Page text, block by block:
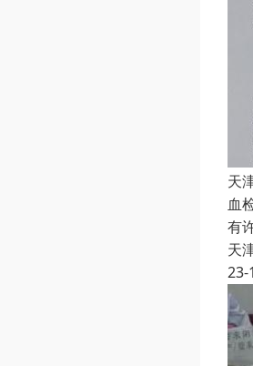
天
血
有
天
23-